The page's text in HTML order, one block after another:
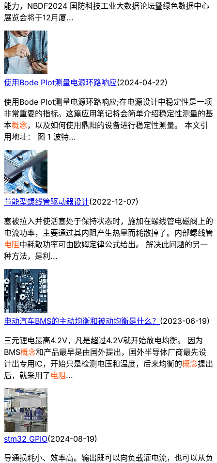
能力，NBDF2024 国防科技工业大数据论坛暨绿色数据中心
展览会将于12月厦...
使用Bode Plot测量电源环路响应(2024-04-22)
使用Bode Plot测量电源环路响应;在电源设计中稳定性是一项
非常重要的指标。这篇应用笔记将会简单介绍稳定性测量的基
本概念，以及如何使用鼎阳的设备进行稳定性测量。 本文引
用地址： 图 1 波特...
节能型螺线管驱动器设计(2022-12-07)
塞被拉入并使活塞处于保持状态时，施加在螺线管电磁阀上的
电流功率，主要通过其内阻产生热量而耗散掉了。内部螺线管
电阻中耗散功率可由欧姆定律公式给出。 解决此问题的另一
种方法，是利...
电动汽车BMS的主动均衡和被动均衡是什么？ (2023-06-19)
三元锂电最高4.2V，凡是超过4.2V就开始放电均衡。 因为
BMS概念和产品最早是由国外提出，国外半导体厂商最先设
计出专用IC，开始只是检测电压和温度，后来均衡的概念提出
后，就采用了 电阻...
stm32 GPIO(2024-08-19)
导通损耗小、效率高。输出既可以向负载灌电流，也可以从负